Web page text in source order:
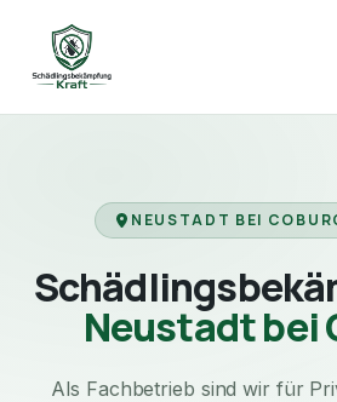
NEUSTADT BEI
Neustadt bei
Als Fachbetrieb sind wir für